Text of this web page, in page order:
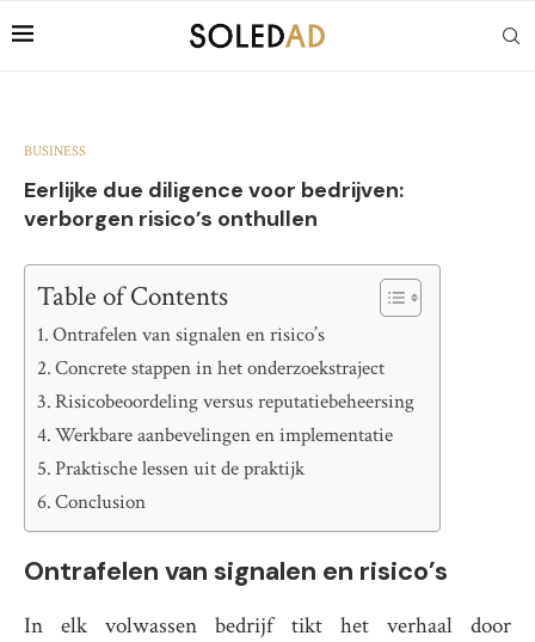
BUSINESS
Eerlijke due diligence voor bedrijven:
verborgen risico’s onthullen
Table of Contents
Ontrafelen van signalen en risico’s
Concrete stappen in het onderzoekstraject
Risicobeoordeling versus reputatiebeheersing
Werkbare aanbevelingen en implementatie
Praktische lessen uit de praktijk
Conclusion
Ontrafelen van signalen en risico’s
In elk volwassen bedrijf tikt het verhaal door